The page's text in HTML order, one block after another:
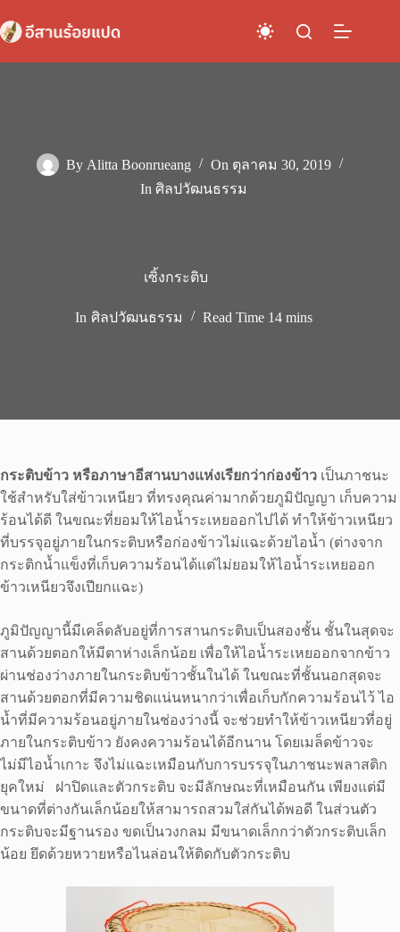
to
content
By Alitta Boonrueang On ตุลาคม 30, 2019
In ศิลปวัฒนธรรม
เซิ้งกระติบ
In ศิลปวัฒนธรรม Read Time 14 mins
กระติบข้าว หรือภาษาอีสานบางแห่งเรียกว่าก่องข้าว เป็นภาชนะ
ใช้สำหรับใส่ข้าวเหนียว ที่ทรงคุณค่ามากด้วยภูมิปัญญา เก็บความ
ร้อนได้ดี ในขณะที่ยอมให้ไอน้ำระเหยออกไปได้ ทำให้ข้าวเหนียว
ที่บรรจุอยู่ภายในกระติบหรือก่องข้าวไม่แฉะด้วยไอน้ำ (ต่างจาก
กระติกน้ำแข็งที่เก็บความร้อนได้แต่ไม่ยอมให้ไอน้ำระเหยออก
ข้าวเหนียวจึงเปียกแฉะ)
ภูมิปัญญานี้มีเคล็ดลับอยู่ที่การสานกระติบเป็นสองชั้น ชั้นในสุดจะ
สานด้วยตอกให้มีตาห่างเล็กน้อย เพื่อให้ไอน้ำระเหยออกจากข้าว
ผ่านช่องว่างภายในกระติบข้าวชั้นในได้ ในขณะที่ชั้นนอกสุดจะ
สานด้วยตอกที่มีความชิดแน่นหนากว่าเพื่อเก็บกักความร้อนไว้ ไอ
น้ำที่มีความร้อนอยู่ภายในช่องว่างนี้ จะช่วยทำให้ข้าวเหนียวที่อยู่
ภายในกระติบข้าว ยังคงความร้อนได้อีกนาน โดยเมล็ดข้าวจะ
ไม่มีไอน้ำเกาะ จึงไม่แฉะเหมือนกับการบรรจุในภาชนะพลาสติก
ยุคใหม่ ฝาปิดและตัวกระติบ จะมีลักษณะที่เหมือนกัน เพียงแต่มี
ขนาดที่ต่างกันเล็กน้อยให้สามารถสวมใส่กันได้พอดี ในส่วนตัว
กระติบจะมีฐานรอง ขดเป็นวงกลม มีขนาดเล็กกว่าตัวกระติบเล็ก
น้อย ยึดด้วยหวายหรือไนล่อนให้ติดกับตัวกระติบ